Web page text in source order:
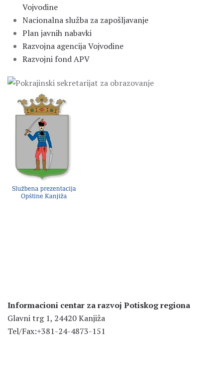
Vojvodine
Nacionalna služba za zapošljavanje
Plan javnih nabavki
Razvojna agencija Vojvodine
Razvojni fond APV
Informacioni centar za razvoj Potiskog regiona
Glavni trg 1, 24420 Kanjiža
Tel/Fax:+381-24-4873-151